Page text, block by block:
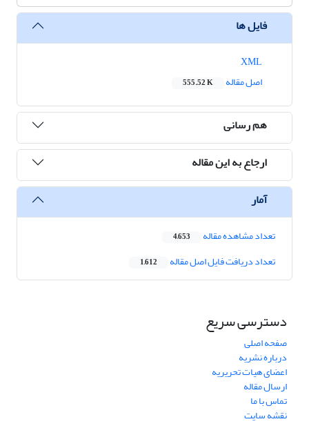
فایل ها
اصل مقاله
555.52 K
هم رسانی
ارجاع به این مقاله
آمار
تعداد مشاهده مقاله 4,653
تعداد دریافت فایل اصل مقاله 1,612
دسترسی سریع
صفحه اصلی
درباره نشریه
اعضای هیات تحریریه
ارسال مقاله
تماس با ما
نقشه سایت